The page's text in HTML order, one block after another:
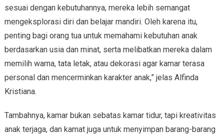
sesuai dengan kebutuhannya, mereka lebih semangat
mengeksplorasi diri dan belajar mandiri. Oleh karena itu,
penting bagi orang tua untuk memahami kebutuhan anak
berdasarkan usia dan minat, serta melibatkan mereka dalam
memilih warna, tata letak, atau dekorasi agar kamar terasa
personal dan mencerminkan karakter anak,” jelas Alfinda
Kristiana.
Tambahnya, kamar bukan sebatas kamar tidur, tapi kreativitas
anak terjaga, dan kamat juga untuk menyimpan barang-barang